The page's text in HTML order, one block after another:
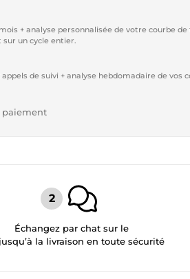
+ analyse personnalisée de votre courbe
un cycle entier.
de suivi + analyse hebdomadaire de vos
paiement
Échangez par chat sur le
la livraison en toute sécurité